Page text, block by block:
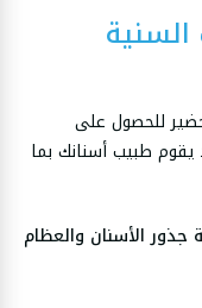
السنية
للحصول على
يقوم طبيب أسنانك بما
جذور الأسنان والعظام